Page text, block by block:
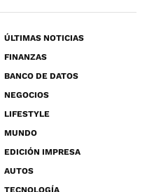
ÚLTIMAS NOTICIAS
FINANZAS
BANCO DE DATOS
NEGOCIOS
LIFESTYLE
MUNDO
EDICIÓN IMPRESA
AUTOS